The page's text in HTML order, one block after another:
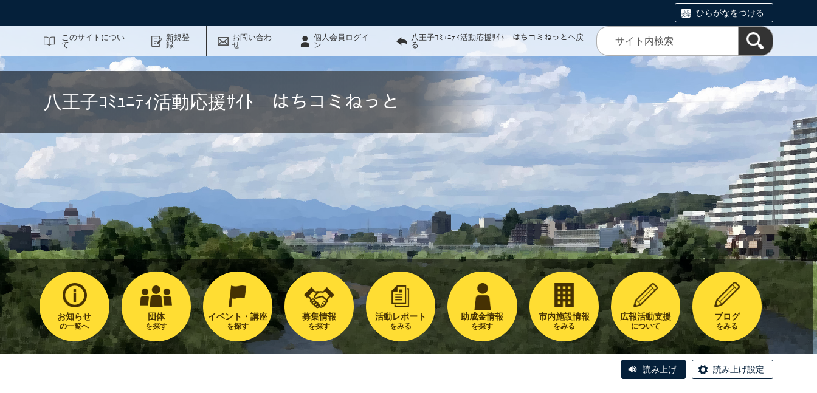
ひらがなをつける
このサイトについ
て
新規登
録
お問い合わ
せ
個人会員ログイ
ン
八王子ｺﾐｭﾆﾃｨ活動応援ｻｲﾄ はちコミねっとへ戻
る
八王子ｺﾐｭﾆﾃｨ活動応援ｻｲﾄ はちコミねっと
お知らせ
の一覧へ
団体
を探す
イベント・講座
を探す
募集情報
を探す
活動レポート
をみる
助成金情報
を探す
市内施設情報
をみる
広報活動支援
について
ブログ
をみる
読み上げ 読み上げ設定